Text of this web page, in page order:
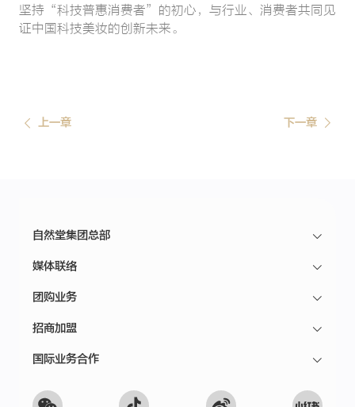
坚持“科技普惠消费者”的初心，与行业、消费者共同见
证中国科技美妆的创新未来。
上一章 下一章
自然堂集团总部
媒体联络
团购业务
招商加盟
国际业务合作